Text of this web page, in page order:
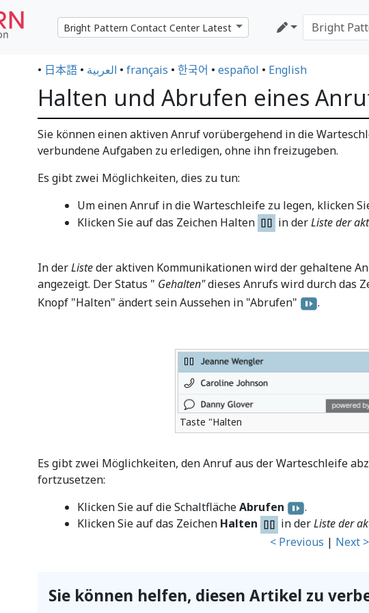
• 日本語 • العربية • français • 한국어 • español • English
Halten und Abrufen eines
Sie können einen aktiven Anruf vorübergehend in die
verbundene Aufgaben zu erledigen, ohne ihn freizugeben.
Es gibt zwei Möglichkeiten, dies zu tun:
Um einen Anruf in die Warteschleife zu legen, klicken
Klicken Sie auf das Zeichen Halten
in derListe der
In derListeder aktiven Kommunikationen wird der gehaltene
angezeigt. Der Status " Gehalten"dieses Anrufs wird durch das
Knopf "Halten" ändert sein Aussehen in "Abrufen"
.
Taste "Halten
Es gibt zwei Möglichkeiten, den Anruf aus der Warteschleife
fortzusetzen:
Klicken Sie auf die SchaltflächeAbrufen
.
Klicken Sie auf das Zeichen Halten in derListe der
< Previous | Next >
Sie können helfen, diesen Artikel zu